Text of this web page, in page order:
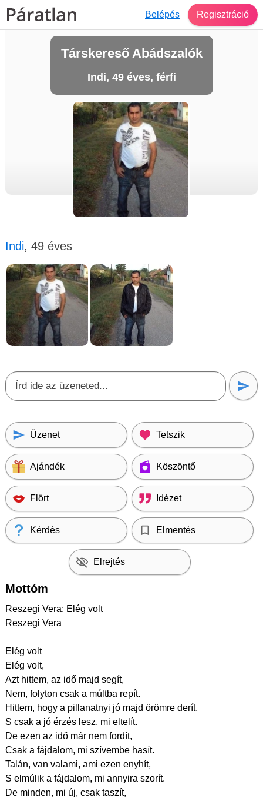
Belépés Regisztráció
Társkereső Abádszalók
Indi, 49 éves, férfi
Indi, 49 éves
Üzenet Tetszik
Ajándék Köszöntő
Flört Idézet
Kérdés Elmentés
Elrejtés
Mottóm
Reszegi Vera: Elég volt
Reszegi Vera
Elég volt
Elég volt,
Azt hittem, az idő majd segít,
Nem, folyton csak a múltba repít.
Hittem, hogy a pillanatnyi jó majd örömre derít,
S csak a jó érzés lesz, mi eltelít.
De ezen az idő már nem fordít,
Csak a fájdalom, mi szívembe hasít.
Talán, van valami, ami ezen enyhít,
S elmúlik a fájdalom, mi annyira szorít.
De minden, mi új, csak taszít,